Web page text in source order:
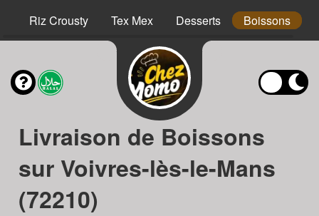
Riz Crousty Tex Mex Desserts Boissons
Livraison de Boissons
sur Voivres-lès-le-Mans
(72210)